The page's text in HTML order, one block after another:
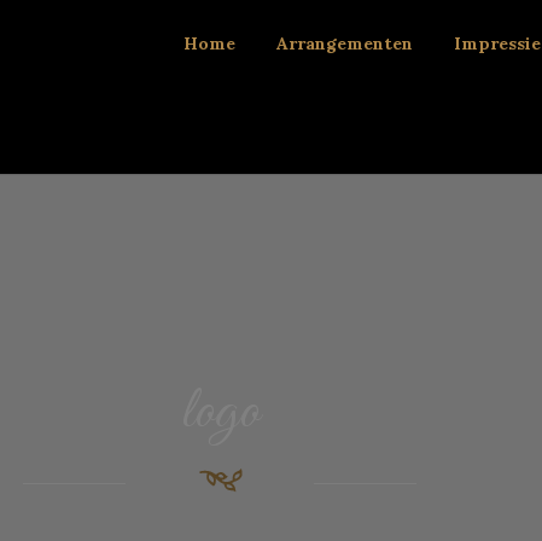
Home Arrangementen Impressie